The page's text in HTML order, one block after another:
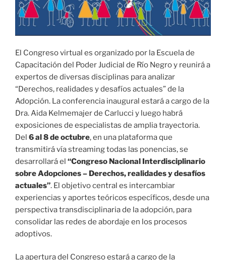
El Congreso virtual es organizado por la Escuela de
Capacitación del Poder Judicial de Río Negro y reunirá a
expertos de diversas disciplinas para analizar
“Derechos, realidades y desafíos actuales” de la
Adopción. La conferencia inaugural estará a cargo de la
Dra. Aida Kelmemajer de Carlucci y luego habrá
exposiciones de especialistas de amplia trayectoria.
Del 6 al 8 de octubre, en una plataforma que
transmitirá vía streaming todas las ponencias, se
desarrollará el “Congreso Nacional Interdisciplinario
sobre Adopciones – Derechos, realidades y desafíos
actuales”. El objetivo central es intercambiar
experiencias y aportes teóricos específicos, desde una
perspectiva transdisciplinaria de la adopción, para
consolidar las redes de abordaje en los procesos
adoptivos.
La apertura del Congreso estará a cargo de la